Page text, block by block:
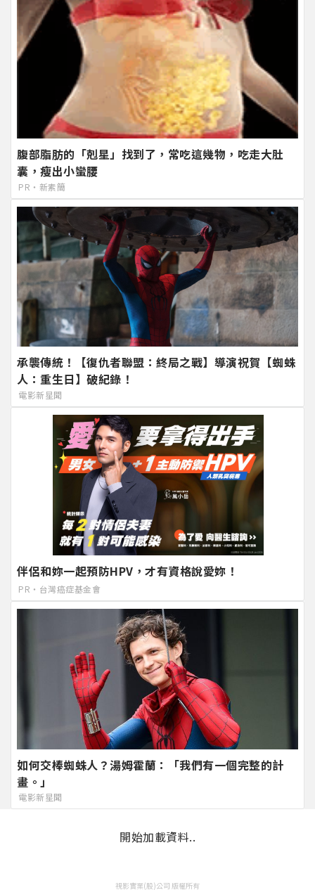
腹部脂肪的「剋星」找到了，常吃這幾物，吃走大肚
囊，瘦出小蠻腰
PR・新素簡
承襲傳統！【復仇者聯盟：終局之戰】導演祝賀【蜘蛛
人：重生日】破紀錄！
電影新星聞
伴侶和妳一起預防HPV，才有資格說愛妳！
PR・台灣癌症基金會
如何交棒蜘蛛人？湯姆霍蘭：「我們有一個完整的計
畫。」
電影新星聞
開始加載資料..
視影實業(股)公司 版權所有